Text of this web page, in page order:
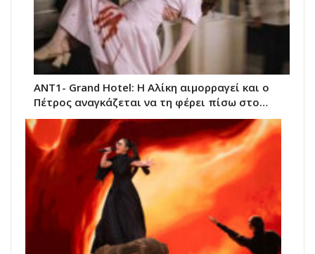
ANT1- Grand Hotel: Η Αλίκη αιμορραγεί και ο
Πέτρος αναγκάζεται να τη φέρει πίσω στο…